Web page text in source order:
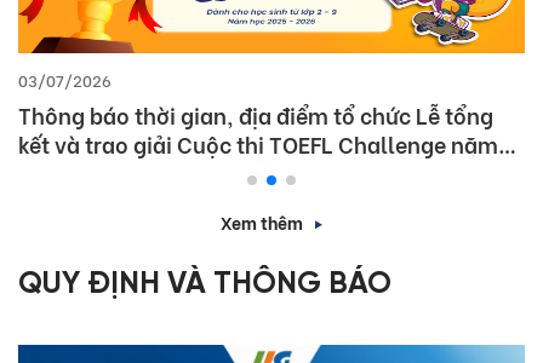
03/07/2026
Thông báo thời gian, địa điểm tổ chức Lễ tổng
kết và trao giải Cuộc thi TOEFL Challenge năm
Xem thêm
QUY ĐỊNH VÀ THÔNG BÁO